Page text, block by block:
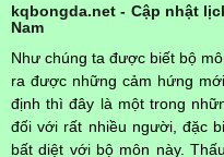
kqbongda.net - Cập nhật
Nam
Như chúng ta được biết bộ
ra được những cảm hứng
định thì đây là một trong
đối với rất nhiều người, đặc
bất diệt với bộ môn này.